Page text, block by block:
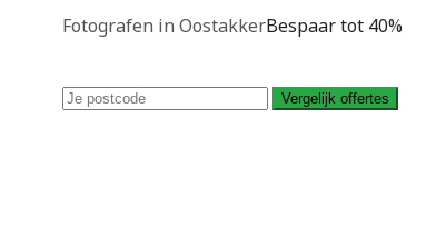
Fotografen in OostakkerBespaar tot 40%
Vergelijk offertes